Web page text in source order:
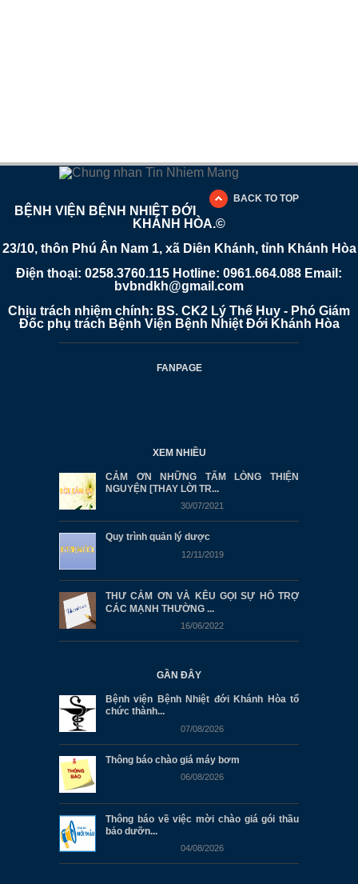
BACK TO TOP
BỆNH VIỆN BỆNH NHIỆT ĐỚI
KHÁNH HÒA.©
23/10, thôn Phú Ân Nam 1, xã Diên Khánh, tỉnh Khánh Hòa
Điện thoại: 0258.3760.115 Hotline: 0961.664.088 Email:
bvbndkh@gmail.com
Chịu trách nhiệm chính: BS. CK2 Lý Thế Huy - Phó Giám
Đốc phụ trách Bệnh Viện Bệnh Nhiệt Đới Khánh Hòa
FANPAGE
XEM NHIỀU
CẢM ƠN NHỮNG TẤM LÒNG THIỆN
NGUYỆN [THAY LỜI TR...
30/07/2021
Quy trình quản lý dược
12/11/2019
THƯ CẢM ƠN VÀ KÊU GỌI SỰ HỖ TRỢ
CÁC MẠNH THƯỜNG ...
16/06/2022
GẦN ĐÂY
Bệnh viện Bệnh Nhiệt đới Khánh Hòa tổ
chức thành...
07/08/2026
Thông báo chào giá máy bơm
06/08/2026
Thông báo về việc mời chào giá gói thầu
bảo dưỡn...
04/08/2026